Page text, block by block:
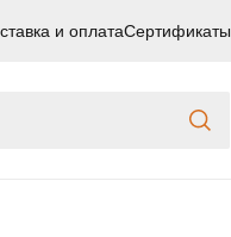
и оплатаСертификаты